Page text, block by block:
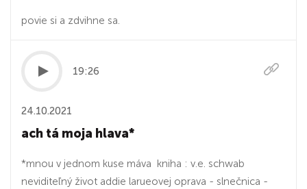
povie si a zdvihne sa.
19:26
24.10.2021
ach tá moja hlava*
*mnou v jednom kuse máva kniha : v.e. schwab
neviditeľný život addie larueovej oprava - slnečnica -